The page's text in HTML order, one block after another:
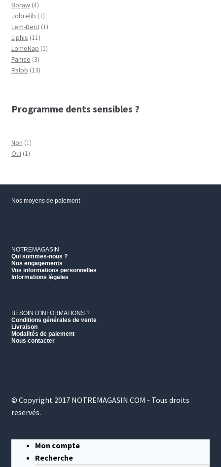
Boraw (4)
Jobrelib (1)
Lem-Dent (1)
Liphis (11)
LomoNap (1)
Paniso (3)
Ralob (13)
Programme dents sensibles ?
Non (1)
Oui (1)
Nos moyens de paiement
NOTREMAGASIN
Qui sommes-nous ?
Nos engagements
Vos informations personnelles
Informations légales
BESOIN D'INFORMATIONS ?
Conditions générales de vente
Livraison
Modalités de paiement
Nous contacter
© Copyright 2017 NOTREMAGASIN.COM - Tous droits
reservés.
Mon compte
Recherche